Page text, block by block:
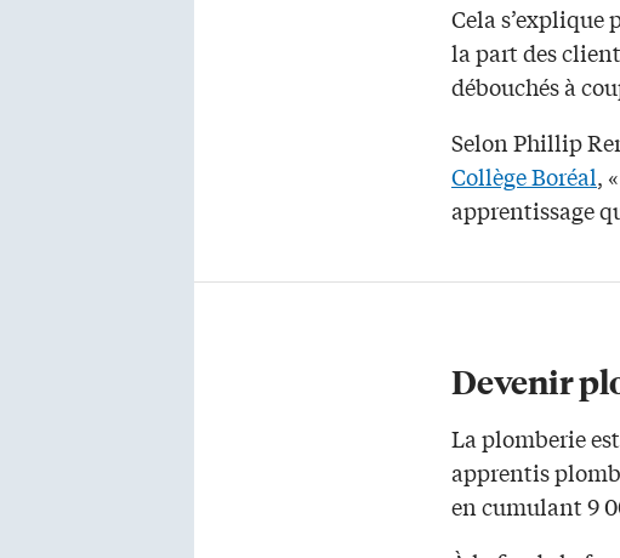
Cela s’explique
la part des
débouchés à
Selon Phillip
Collège Boréal,
apprentissage
Devenir
La plomberie
apprentis
en cumulant 9